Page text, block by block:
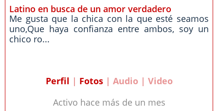
Latino en busca de un amor verdadero
Me gusta que la chica con la que esté seamos
uno,Que haya confianza entre ambos, soy un
chico ro...
Perfil | Fotos| Audio | Video
Activo hace más de un mes